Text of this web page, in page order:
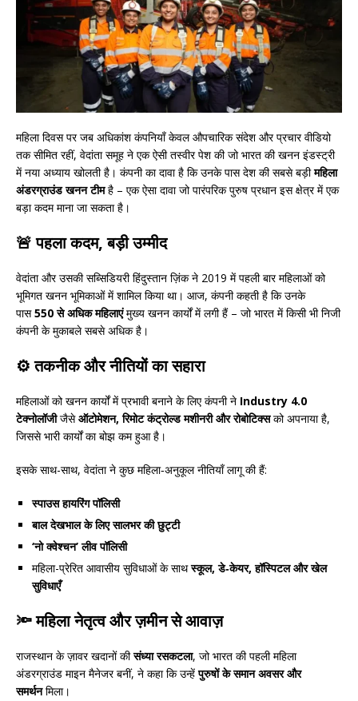
महिला दिवस पर जब अधिकांश कंपनियाँ केवल औपचारिक संदेश और प्रचार वीडियो
तक सीमित रहीं, वेदांता समूह ने एक ऐसी तस्वीर पेश की जो भारत की खनन इंडस्ट्री
में नया अध्याय खोलती है। कंपनी का दावा है कि उनके पास देश की सबसे बड़ीमहिला
अंडरग्राउंड खनन टीमहै – एक ऐसा दावा जो पारंपरिक पुरुष प्रधान इस क्षेत्र में एक
बड़ा कदम माना जा सकता है।
🚨 पहला कदम, बड़ी उम्मीद
वेदांता और उसकी सब्सिडियरी हिंदुस्तान ज़िंक ने 2019 में पहली बार महिलाओं को
भूमिगत खनन भूमिकाओं में शामिल किया था। आज, कंपनी कहती है कि उनके
पास550 से अधिक महिलाएंमुख्य खनन कार्यों में लगी हैं – जो भारत में किसी भी निजी
कंपनी के मुकाबले सबसे अधिक है।
⚙️ तकनीक और नीतियों का सहारा
महिलाओं को खनन कार्यों में प्रभावी बनाने के लिए कंपनी ने Industry 4.0
टेक्नोलॉजीजैसेऑटोमेशन, रिमोट कंट्रोल्ड मशीनरी और रोबोटिक्सको अपनाया है,
जिससे भारी कार्यों का बोझ कम हुआ है।
इसके साथ-साथ, वेदांता ने कुछ महिला‑अनुकूल नीतियाँ लागू की हैं:
स्पाउस हायरिंग पॉलिसी
बाल देखभाल के लिए सालभर की छुट्टी
‘नो क्वेश्चन’ लीव पॉलिसी
महिला-प्रेरित आवासीय सुविधाओं के साथस्कूल, डे‑केयर, हॉस्पिटल और खेल
सुविधाएँ
🔦 महिला नेतृत्व और ज़मीन से आवाज़
राजस्थान के ज़ावर खदानों कीसंध्या रसकटला, जो भारत की पहली महिला
अंडरग्राउंड माइन मैनेजर बनीं, ने कहा कि उन्हेंपुरुषों के समान अवसर और
समर्थनमिला।